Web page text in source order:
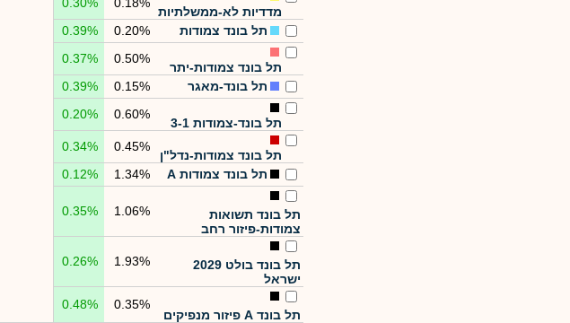
מדדיות לא-ממשלתיות
תל בונד צמודות
0.20%
0.39%
תל בונד צמודות-יתר
0.50%
0.37%
תל בונד-מאגר
0.15%
0.39%
תל בונד-צמודות 3-1
0.60%
0.20%
תל בונד צמודות-נדל"ן
0.45%
0.34%
תל בונד צמודות A
1.34%
0.12%
תל בונד תשואות
צמודות-פיזור רחב
1.06%
0.35%
תל בונד בולט 2029
ישראל
1.93%
0.26%
תל בונד A פיזור מנפיקים
0.35%
0.48%